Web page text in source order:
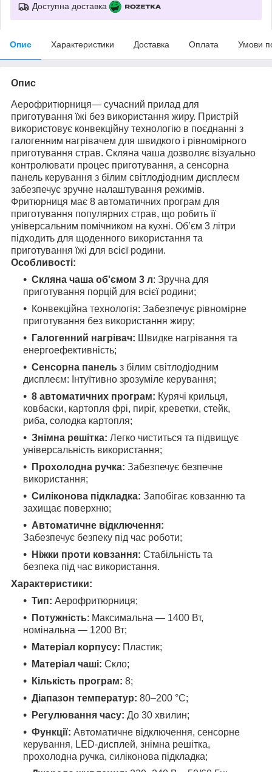
Доступна доставка
Опис Характеристики Доставка Оплата Умови
Опис
Аерофритюрниця— сучасний прилад для
приготування їжі без використання жиру. Пристрій
використовує конвекційну технологію в поєднанні з
галогенним нагрівачем для швидкого і рівномірного
приготування страв. Скляна чаша дозволяє візуально
контролювати процес приготування, а сенсорна
панель керування з білим світлодіодним дисплеєм
забезпечує зручне налаштування режимів.
Фритюрниця має 8 автоматичних програм для
приготування популярних страв, що робить її
універсальним помічником на кухні. Об’єм 3 літри
підходить для щоденного використання та
приготування їжі для всієї родини.
Особливості:
Скляна чаша об'ємом 3 л: Зручна для
приготування порцій для всієї родини;​
Конвекційна технологія: Забезпечує рівномірне
приготування без використання жиру;​
Галогенний нагрівач: Швидке нагрівання та
енергоефективність;​
Сенсорна панель з білим світлодіодним
дисплеєм: Інтуїтивно зрозуміле керування;​
8 автоматичних програм: Курячі крильця,
ковбаски, картопля фрі, пиріг, креветки, стейк,
риба, солодка картопля;​
Знімна решітка: Легко чиститься та підвищує
універсальність використання;​
Прохолодна ручка: Забезпечує безпечне
використання;​
Силіконова підкладка: Запобігає ковзанню та
захищає поверхню;​
Автоматичне відключення:
Забезпечує безпеку під час роботи;​
Ніжки проти ковзання: Стабільність та
безпека під час використання.​
Характеристики:
Тип: Аерофритюрниця;​
Потужність: Максимальна — 1400 Вт,
номінальна — 1200 Вт;​
Матеріал корпусу: Пластик;​
Матеріал чаші: Скло;​
Кількість програм: 8;​
Діапазон температур: 80–200 °C;​
Регулювання часу: До 30 хвилин;​
Функції: Автоматичне відключення, сенсорне
керування, LED-дисплей, знімна решітка,
прохолодна ручка, силіконова підкладка;​